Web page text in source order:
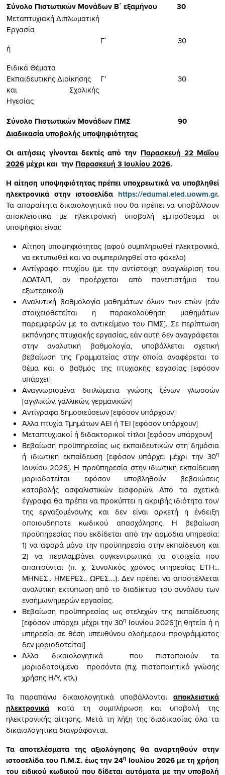
Σύνολο Πιστωτικών Μονάδων Β΄ εξαμήνου 30
Μεταπτυχιακή Διπλωματική
Εργασία
ή
Ειδικά Θέματα
Εκπαιδευτικής Διοίκησης
και Σχολικής
Ηγεσίας
Γ΄
Γ’
30
30
Σύνολο Πιστωτικών Μονάδων ΠΜΣ
90
Διαδικασία υποβολής υποψηφιότητας
Οι αιτήσεις γίνονται δεκτές από την Παρασκευή 22 Μαΐου
2026 μέχρι και την Παρασκευή 3 Ιουλίου 2026.
Η αίτηση υποψηφιότητας πρέπει υποχρεωτικά να υποβληθεί
ηλεκτρονικά στην ιστοσελίδα https://edumal.eled.uowm.gr.
Τα απαραίτητα δικαιολογητικά που θα πρέπει να υποβάλλουν
αποκλειστικά με ηλεκτρονική υποβολή εμπρόθεσμα οι
υποψήφιοι είναι:
Αίτηση υποψηφιότητας (αφού συμπληρωθεί ηλεκτρονικά,
να εκτυπωθεί και να συμπεριληφθεί στο φάκελο)
Αντίγραφο πτυχίου (με την αντίστοιχη αναγνώριση του
ΔΟΑΤΑΠ, αν προέρχεται από πανεπιστήμιο του
εξωτερικού)
Αναλυτική βαθμολογία μαθημάτων όλων των ετών (εάν
στοιχειοθετείται η παρακολούθηση μαθημάτων
παρεμφερών με το αντικείμενο του ΠΜΣ]. Σε περίπτωση
εκπόνησης πτυχιακής εργασίας, εάν αυτή δεν αναγράφεται
στην αναλυτική βαθμολογία, υποβάλλεται σχετική
βεβαίωση της Γραμματείας στην οποία αναφέρεται το
θέμα και ο βαθμός της πτυχιακής εργασίας [εφόσον
υπάρχει]
Αναγνωρισμένα διπλώματα γνώσης ξένων γλωσσών
[αγγλικών, γαλλικών, γερμανικών]
Αντίγραφα δημοσιεύσεων [εφόσον υπάρχουν]
Άλλα πτυχία Τμημάτων ΑΕΙ ή ΤΕΙ [εφόσον υπάρχουν]
Μεταπτυχιακοί ή διδακτορικοί τίτλοι [εφόσον υπάρχουν]
Βεβαίωση προϋπηρεσίας ως εκπαιδευτικών στη δημόσια
ή ιδιωτική εκπαίδευση [εφόσον υπάρχει μέχρι την 30η
Ιουνίου 2026]. H προϋπηρεσία στην ιδιωτική εκπαίδευση
μοριοδοτείται εφόσον υποβληθούν βεβαιώσεις
καταβολής ασφαλιστικών εισφορών. Από τα σχετικά
έγγραφα θα πρέπει να προκύπτει η ακριβής ιδιότητα του/
της εργαζομένου/ης και δεν είναι αρκετή η ένδειξη
οποιουδήποτε κωδικού απασχόλησης. Η βεβαίωση
προϋπηρεσίας που εκδίδεται από την αρμόδια υπηρεσία:
1) να αφορά μόνο την προϋπηρεσία στην εκπαίδευση και
2) να περιλαμβάνει συγκεντρωτικά τα στοιχεία που
απαιτούνται (π. χ. Συνολικός χρόνος υπηρεσίας ΕΤΗ:..
ΜΗΝΕΣ.. ΗΜΕΡΕΣ.. ΩΡΕΣ….). Δεν πρέπει να αποστέλλεται
αναλυτική εκτύπωση από το διαδίκτυο του συνόλου των
ενσήμων/ημερών εργασίας.
Βεβαίωση προϋπηρεσίας ως στελεχών της εκπαίδευσης
[εφόσον υπάρχει μέχρι την 30η Ιουνίου 2026][η θητεία ή η
υπηρεσία σε θέση υπευθύνου ολοήμερου προγράμματος
δεν μοριοδοτείται]
Άλλα δικαιολογητικά που πιστοποιούν τα
μοριοδοτούμενα προσόντα (π.χ. πιστοποιητικό γνώσης
χρήσης Η/Υ, κτλ.)
Τα παραπάνω δικαιολογητικά υποβάλλονται αποκλειστικά
ηλεκτρονικά κατά τη συμπλήρωση και υποβολή της
ηλεκτρονικής αίτησης. Μετά τη λήξη της διαδικασίας όλα τα
δικαιολογητικά διαγράφονται.
Τα αποτελέσματα της αξιολόγησης θα αναρτηθούν στην
ιστοσελίδα του Π.Μ.Σ. έως την 24η Ιουλίου 2026 με τη χρήση
του ειδικού κωδικού που δίδεται αυτόματα με την υποβολή